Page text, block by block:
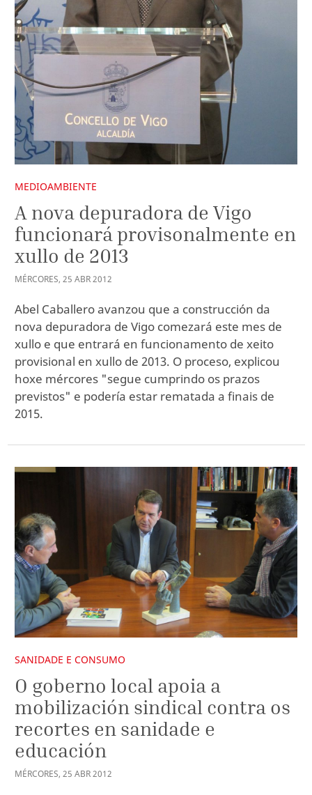
MEDIOAMBIENTE
A nova depuradora de Vigo
funcionará provisonalmente en
xullo de 2013
MÉRCORES, 25 ABR2012
Abel Caballero avanzou que a construcción da
nova depuradora de Vigo comezará este mes de
xullo e que entrará en funcionamento de xeito
provisional en xullo de 2013. O proceso, explicou
hoxe mércores "segue cumprindo os prazos
previstos" e podería estar rematada a finais de
2015.
SANIDADE E CONSUMO
O goberno local apoia a
mobilización sindical contra os
recortes en sanidade e
educación
MÉRCORES, 25 ABR2012